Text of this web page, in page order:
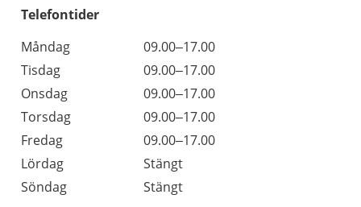
Telefontider
Måndag
09.00–17.00
Tisdag
09.00–17.00
Onsdag
09.00–17.00
Torsdag
09.00–17.00
Fredag
09.00–17.00
Lördag
Stängt
Söndag
Stängt